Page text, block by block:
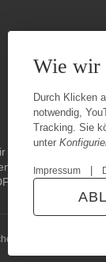
USt., zzgl.
Wie wir
Durch Klicken
notwendig,
Tracking. Sie
unter
Impressum